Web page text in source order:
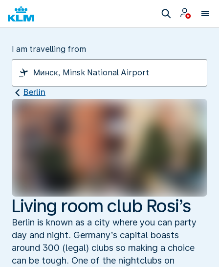
I am travelling from
Berlin
Living room club Rosi’s
Berlin is known as a city where you can party
day and night. Germany’s capital boasts
around 300 (legal) clubs so making a choice
can be tough. One of the nightclubs on